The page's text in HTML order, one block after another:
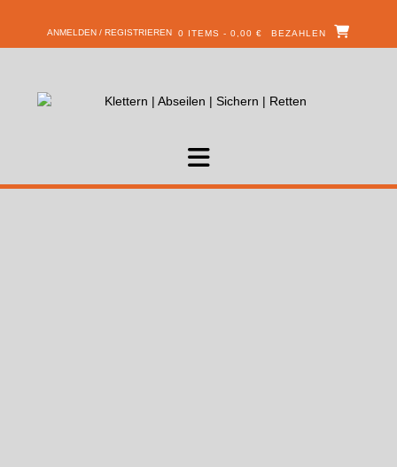
ANMELDEN / REGISTRIEREN 0 ITEMS - 0,00 € BEZAHLEN